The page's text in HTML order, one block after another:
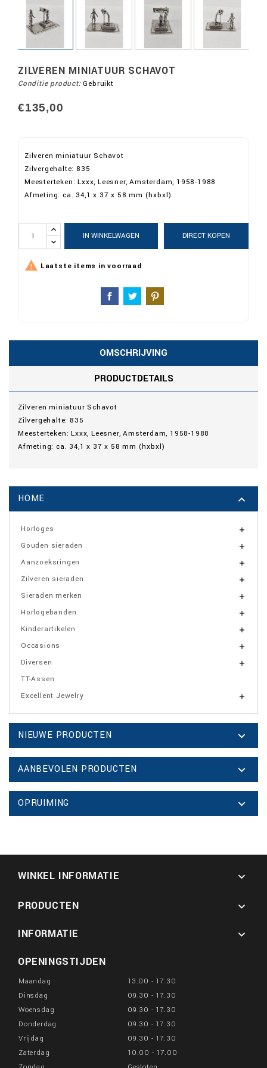
ZILVEREN MINIATUUR SCHAVOT
Conditie product: Gebruikt
€135,00
Zilveren miniatuur Schavot
Zilvergehalte: 835
Meesterteken: Lxxx, Leesner, Amsterdam, 1958-1988
Afmeting: ca. 34,1 x 37 x 58 mm (hxbxl)
IN WINKELWAGEN DIRECT KOPEN
 Laatste items in voorraad
OMSCHRIJVING
PRODUCTDETAILS
Zilveren miniatuur Schavot
Zilvergehalte: 835
Meesterteken: Lxxx, Leesner, Amsterdam, 1958-1988
Afmeting: ca. 34,1 x 37 x 58 mm (hxbxl)
HOME 
Horloges 
Gouden sieraden 
Aanzoeksringen 
Zilveren sieraden 
Sieraden merken 
Horlogebanden 
Kinderartikelen 
Occasions 
Diversen 
TT-Assen
Excellent Jewelry

NIEUWE PRODUCTEN 
AANBEVOLEN PRODUCTEN 
OPRUIMING 
WINKEL INFORMATIE 
PRODUCTEN

INFORMATIE

OPENINGSTIJDEN
Maandag
13.00 - 17.30
Dinsdag
09.30 - 17.30
Woensdag
09.30 - 17.30
Donderdag
09.30 - 17.30
Vrijdag
09.30 - 17.30
Zaterdag
10.00 - 17.00